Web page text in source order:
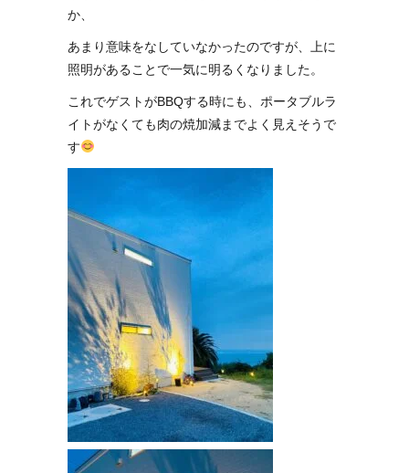
か、
あまり意味をなしていなかったのですが、上に
照明があることで一気に明るくなりました。
これでゲストがBBQする時にも、ポータブルラ
イトがなくても肉の焼加減までよく見えそうで
す